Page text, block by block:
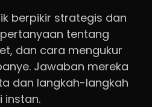
berpikir strategis dan
tentang
dan cara mengukur
Jawaban mereka
dan langkah-langkah
instan.